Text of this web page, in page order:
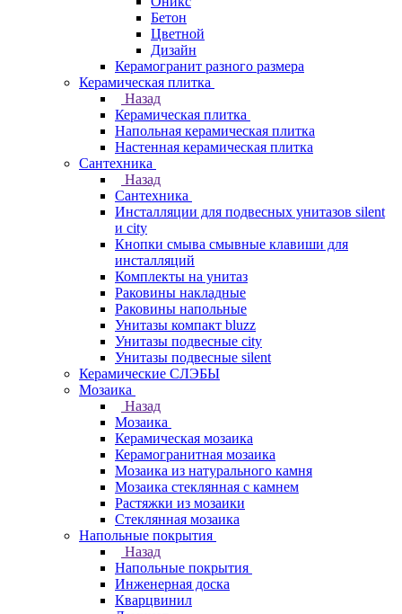
Бетон
Цветной
Дизайн
Керамогранит разного размера
Керамическая плитка
Назад
Керамическая плитка
Напольная керамическая плитка
Настенная керамическая плитка
Сантехника
Назад
Сантехника
Инсталляции для подвесных унитазов silent
и city
Кнопки смыва смывные клавиши для
инсталляций
Комплекты на унитаз
Раковины накладные
Раковины напольные
Унитазы компакт bluzz
Унитазы подвесные city
Унитазы подвесные silent
Керамические СЛЭБЫ
Мозаика
Назад
Мозаика
Керамическая мозаика
Керамогранитная мозаика
Мозаика из натурального камня
Мозаика стеклянная с камнем
Растяжки из мозаики
Стеклянная мозаика
Напольные покрытия
Назад
Напольные покрытия
Инженерная доска
Кварцвинил